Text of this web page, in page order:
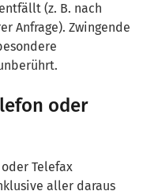
(z. B. nach
Anfrage). Zwingende
oder
Telefax
aller daraus